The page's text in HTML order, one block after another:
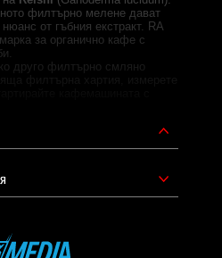
филтърно мелене дават
от гъбния екстракт. RA
за органично кафе с
друго филтърно смляно
кафе
— 13,72 г в доза
двоен екстракт от
в доза от 14 г.